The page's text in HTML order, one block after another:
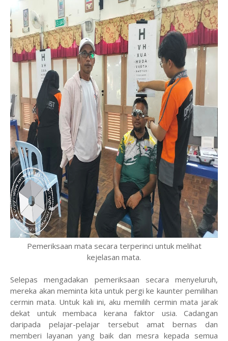
Pemeriksaan mata secara terperinci untuk melihat
kejelasan mata.
Selepas mengadakan pemeriksaan secara menyeluruh,
mereka akan meminta kita untuk pergi ke kaunter pemilihan
cermin mata. Untuk kali ini, aku memilih cermin mata jarak
dekat untuk membaca kerana faktor usia. Cadangan
daripada pelajar-pelajar tersebut amat bernas dan
memberi layanan yang baik dan mesra kepada semua